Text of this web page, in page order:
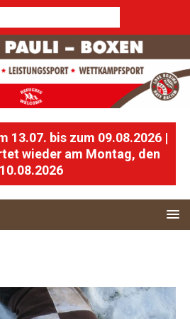
13.07. bis zum 09.08.2026 |
wieder am Montag, den
10.08.2026